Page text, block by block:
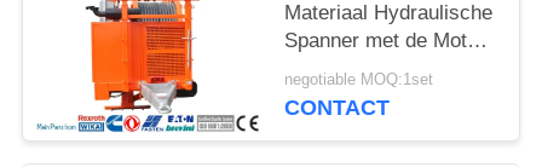
Materiaal Hydraulische
Spanner met de Motor
van het
Waterkoelingssysteem
negotiable MOQ:1set
CONTACT